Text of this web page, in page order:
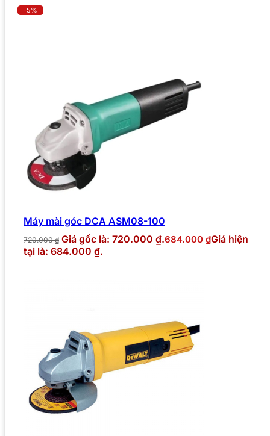
-5%
Máy mài góc DCA ASM08-100
720.000₫ Giá gốc là: 720.000 ₫.684.000 ₫Giá hiện
tại là: 684.000 ₫.